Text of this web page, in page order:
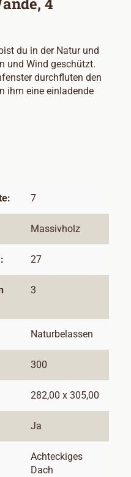
du in der Natur und
und Wind geschützt.
durchfluten den
ihm eine einladende
7
Massivholz
27
3
Naturbelassen
300
282,00 x 305,00
Ja
Achteckiges
Dach